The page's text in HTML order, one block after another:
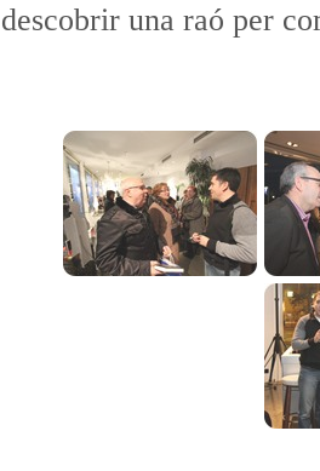
descobrir una raó per